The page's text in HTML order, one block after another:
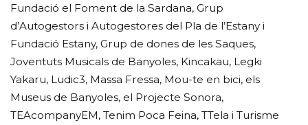
Fundació el Foment de la Sardana, Grup
d’Autogestors i Autogestores del Pla de l’Estany i
Fundació Estany, Grup de dones de les Saques,
Joventuts Musicals de Banyoles, Kincakau, Legki
Yakaru, Ludic3, Massa Fressa, Mou-te en bici, els
Museus de Banyoles, el Projecte Sonora,
TEAcompanyEM, Tenim Poca Feina, TTela i Turisme